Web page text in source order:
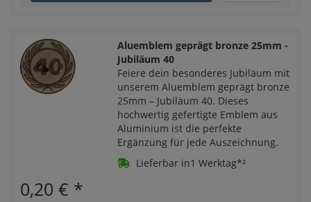
Aluemblem geprägt bronze 25mm -
Jubiläum 40
Feiere dein besonderes Jubiläum mit
unserem Aluemblem geprägt bronze
25mm – Jubiläum 40. Dieses
hochwertig gefertigte Emblem aus
Aluminium ist die perfekte
Ergänzung für jede Auszeichnung.
Lieferbar in1 Werktag*²
0,20 € *